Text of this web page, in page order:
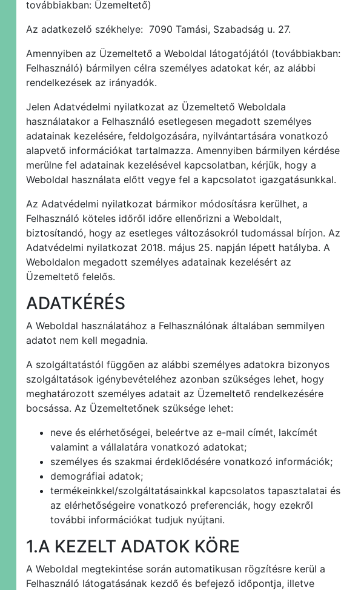
továbbiakban: Üzemeltető)
Az adatkezelő székhelye: 7090 Tamási, Szabadság u. 27.
Amennyiben az Üzemeltető a Weboldal látogatójától (továbbiakban:
Felhasználó) bármilyen célra személyes adatokat kér, az alábbi
rendelkezések az irányadók.
Jelen Adatvédelmi nyilatkozat az Üzemeltető Weboldala
használatakor a Felhasználó esetlegesen megadott személyes
adatainak kezelésére, feldolgozására, nyilvántartására vonatkozó
alapvető információkat tartalmazza. Amennyiben bármilyen kérdése
merülne fel adatainak kezelésével kapcsolatban, kérjük, hogy a
Weboldal használata előtt vegye fel a kapcsolatot igazgatásunkkal.
Az Adatvédelmi nyilatkozat bármikor módosításra kerülhet, a
Felhasználó köteles időről időre ellenőrizni a Weboldalt,
biztosítandó, hogy az esetleges változásokról tudomással bírjon. Az
Adatvédelmi nyilatkozat 2018. május 25. napján lépett hatályba. A
Weboldalon megadott személyes adatainak kezelésért az
Üzemeltető felelős.
ADATKÉRÉS
A Weboldal használatához a Felhasználónak általában semmilyen
adatot nem kell megadnia.
A szolgáltatástól függően az alábbi személyes adatokra bizonyos
szolgáltatások igénybevételéhez azonban szükséges lehet, hogy
meghatározott személyes adatait az Üzemeltető rendelkezésére
bocsássa. Az Üzemeltetőnek szüksége lehet:
neve és elérhetőségei, beleértve az e-mail címét, lakcímét
valamint a vállalatára vonatkozó adatokat;
személyes és szakmai érdeklődésére vonatkozó információk;
demográfiai adatok;
termékeinkkel/szolgáltatásainkkal kapcsolatos tapasztalatai és
az elérhetőségeire vonatkozó preferenciák, hogy ezekről
további információkat tudjuk nyújtani.
1.A KEZELT ADATOK KÖRE
A Weboldal megtekintése során automatikusan rögzítésre kerül a
Felhasználó látogatásának kezdő és befejező időpontja, illetve